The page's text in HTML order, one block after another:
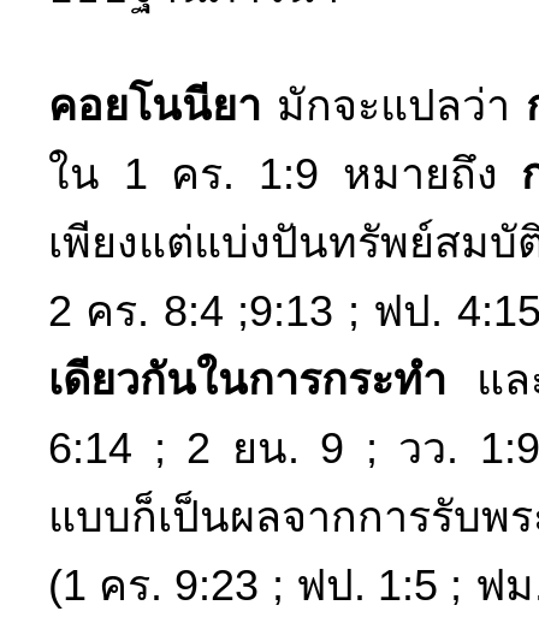
คอยโนนียา มักจะแปลว่า
ใน 1 คร. 1:9 หมายถึง
เพียงแต่แบ่งปันทรัพย์สม
2 คร. 8:4 ;9:13 ; ฟป.
เดียวกันในการกระทำ แล
6:14 ; 2 ยน. 9 ; วว.
แบบก็เป็นผลจากการรับพ
(1 คร. 9:23 ; ฟป. 1:5 ; ฟ